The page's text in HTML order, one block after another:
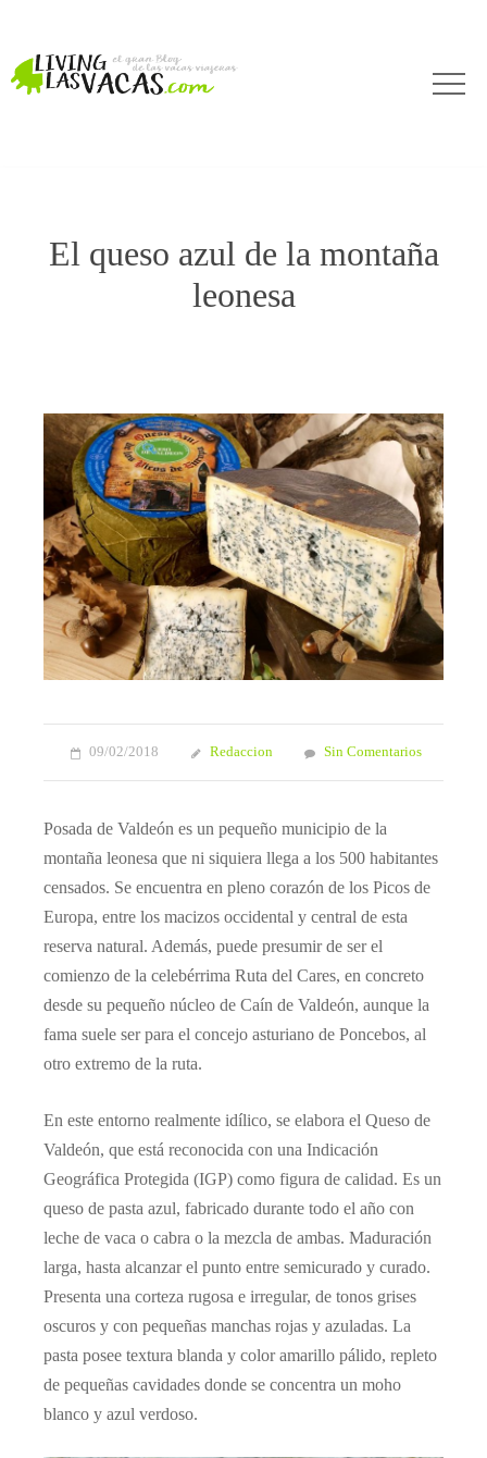
El queso azul de la montaña
leonesa
09/02/2018 Redaccion Sin Comentarios
Posada de Valdeón es un pequeño municipio de la
montaña leonesa que ni siquiera llega a los 500 habitantes
censados. Se encuentra en pleno corazón de los Picos de
Europa, entre los macizos occidental y central de esta
reserva natural. Además, puede presumir de ser el
comienzo de la celebérrima Ruta del Cares, en concreto
desde su pequeño núcleo de Caín de Valdeón, aunque la
fama suele ser para el concejo asturiano de Poncebos, al
otro extremo de la ruta.
En este entorno realmente idílico, se elabora el Queso de
Valdeón, que está reconocida con una Indicación
Geográfica Protegida (IGP) como figura de calidad. Es un
queso de pasta azul, fabricado durante todo el año con
leche de vaca o cabra o la mezcla de ambas. Maduración
larga, hasta alcanzar el punto entre semicurado y curado.
Presenta una corteza rugosa e irregular, de tonos grises
oscuros y con pequeñas manchas rojas y azuladas. La
pasta posee textura blanda y color amarillo pálido, repleto
de pequeñas cavidades donde se concentra un moho
blanco y azul verdoso.